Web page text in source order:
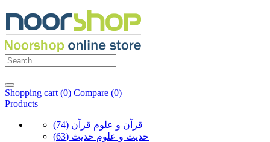
Shopping cart (0) Compare (0)
Products
قرآن و علوم قرآن (74)
حدیث و علوم حدیث (63)